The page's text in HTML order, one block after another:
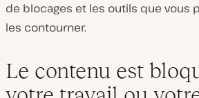
de blocages et les outils que vous
les contourner.
Le contenu est